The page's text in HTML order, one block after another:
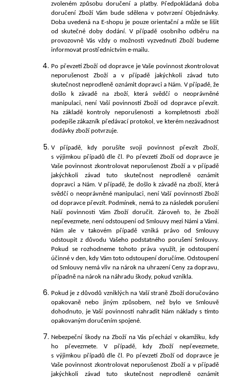
zvoleném způsobu doručení a platby. Předpokládaná doba
doručení Zboží Vám bude sdělena v potvrzení Objednávky.
Doba uvedená na E-shopu je pouze orientační a může se lišit
od skutečné doby dodání. V případě osobního odběru na
provozovně Vás vždy o možnosti vyzvednutí Zboží budeme
informovat prostřednictvím e-mailu.
Po převzetí Zboží od dopravce je Vaše povinnost zkontrolovat
neporušenost Zboží a v případě jakýchkoli závad tuto
skutečnost neprodleně oznámit dopravci a Nám. V případě, že
došlo k závadě na zboží, která svědčí o neoprávněné
manipulaci, není Vaší povinností Zboží od dopravce převzít.
Na základě kontroly neporušenosti a kompletnosti zboží
podepíše zákazník předávací protokol, ve kterém nezávadnost
dodávky zboží potvrzuje.
V případě, kdy porušíte svoji povinnost převzít Zboží,
s výjimkou případů dle čl. Po převzetí Zboží od dopravce je
Vaše povinnost zkontrolovat neporušenost Zboží a v případě
jakýchkoli závad tuto skutečnost neprodleně oznámit
dopravci a Nám. V případě, že došlo k závadě na zboží, která
svědčí o neoprávněné manipulaci, není Vaší povinností Zboží
od dopravce převzít. Podmínek, nemá to za následek porušení
Naší povinnosti Vám Zboží doručit. Zároveň to, že Zboží
nepřevezmete, není odstoupení od Smlouvy mezi Námi a Vámi.
Nám ale v takovém případě vzniká právo od Smlouvy
odstoupit z důvodu Vašeho podstatného porušení Smlouvy.
Pokud se rozhodneme tohoto práva využít, je odstoupení
účinné v den, kdy Vám toto odstoupení doručíme. Odstoupení
od Smlouvy nemá vliv na nárok na uhrazení Ceny za dopravu,
případně na nárok na náhradu škody, pokud vznikla.
Pokud je z důvodů vzniklých na Vaší straně Zboží doručováno
opakovaně nebo jiným způsobem, než bylo ve Smlouvě
dohodnuto, je Vaší povinností nahradit Nám náklady s tímto
opakovaným doručením spojené.
Nebezpeční škody na Zboží na Vás přechází v okamžiku, kdy
ho převezmete. V případě, kdy Zboží nepřevezmete,
s výjimkou případů dle čl. Po převzetí Zboží od dopravce je
Vaše povinnost zkontrolovat neporušenost Zboží a v případě
jakýchkoli závad tuto skutečnost neprodleně oznámit